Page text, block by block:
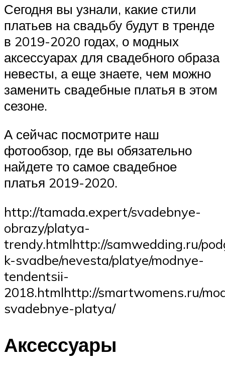
Сегодня вы узнали, какие стили
платьев на свадьбу будут в тренде
в 2019-2020 годах, о модных
аксессуарах для свадебного образа
невесты, а еще знаете, чем можно
заменить свадебные платья в этом
сезоне.
А сейчас посмотрите наш
фотообзор, где вы обязательно
найдете то самое свадебное
платья 2019-2020.
http://tamada.expert/svadebnye-
obrazy/platya-
trendy.htmlhttp://samwedding.ru/
k-svadbe/nevesta/platye/modnye-
tendentsii-
2018.htmlhttp://smartwomens.ru/
svadebnye-platya/
Аксессуары